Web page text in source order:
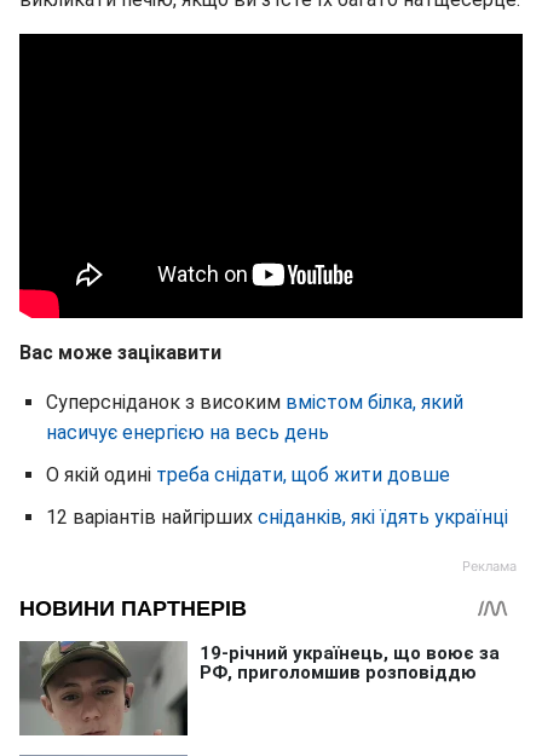
Вас може зацікавити
Суперсніданок з високим вмістом білка, який
насичує енергією на весь день
О якій одині треба снідати, щоб жити довше
12 варіантів найгірших сніданків, які їдять українці